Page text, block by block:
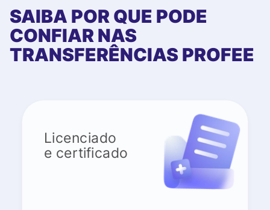
SAIBA POR QUE PODE
CONFIAR NAS
TRANSFERÊNCIAS PROFEE
Licenciado
e certificado